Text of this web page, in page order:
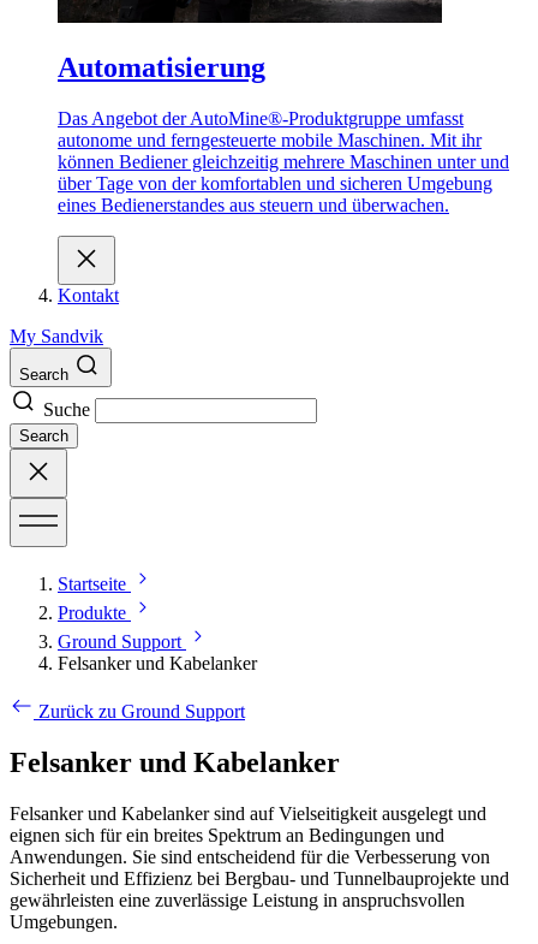
Automatisierung
Das Angebot der AutoMine®-Produktgruppe umfasst
autonome und ferngesteuerte mobile Maschinen. Mit ihr
können Bediener gleichzeitig mehrere Maschinen unter und
über Tage von der komfortablen und sicheren Umgebung
eines Bedienerstandes aus steuern und überwachen.
Kontakt
My Sandvik
Search
Suche
Search
Startseite
Produkte
Ground Support
Felsanker und Kabelanker
Zurück zu Ground Support
Felsanker und Kabelanker
Felsanker und Kabelanker sind auf Vielseitigkeit ausgelegt und
eignen sich für ein breites Spektrum an Bedingungen und
Anwendungen. Sie sind entscheidend für die Verbesserung von
Sicherheit und Effizienz bei Bergbau- und Tunnelbauprojekte und
gewährleisten eine zuverlässige Leistung in anspruchsvollen
Umgebungen.